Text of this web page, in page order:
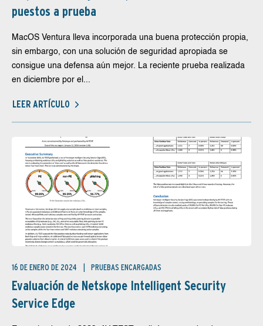
puestos a prueba
MacOS Ventura lleva incorporada una buena protección propia,
sin embargo, con una solución de seguridad apropiada se
consigue una defensa aún mejor. La reciente prueba realizada
en diciembre por el...
LEER ARTÍCULO
16 DE ENERO DE 2024 PRUEBAS ENCARGADAS
Evaluación de Netskope Intelligent Security
Service Edge